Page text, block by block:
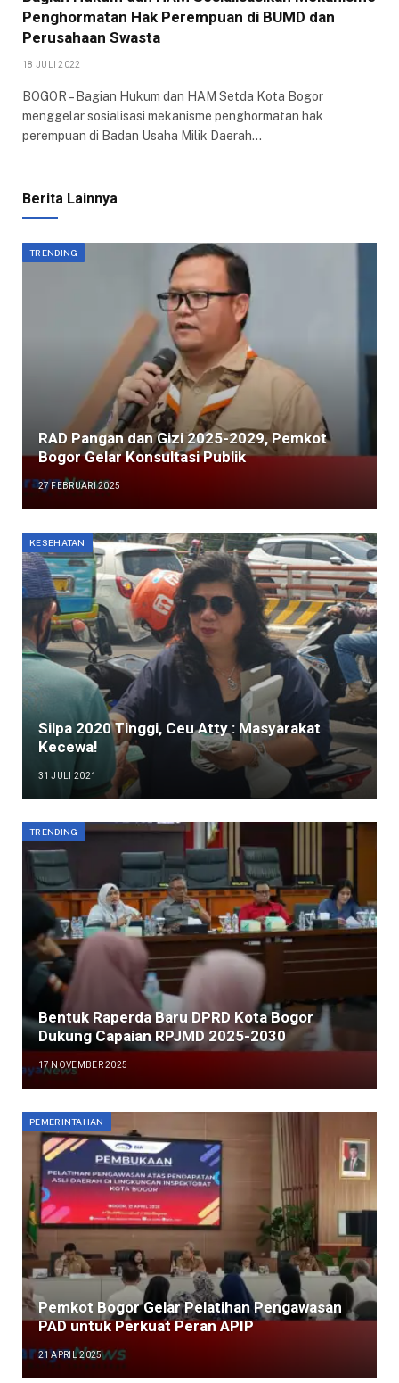
Penghormatan Hak Perempuan di BUMD dan
Perusahaan Swasta
18 JULI 2022
BOGOR – Bagian Hukum dan HAM Setda Kota Bogor
menggelar sosialisasi mekanisme penghormatan hak
perempuan di Badan Usaha Milik Daerah…
Berita Lainnya
TRENDING
RAD Pangan dan Gizi 2025-2029, Pemkot
Bogor Gelar Konsultasi Publik
27 FEBRUARI 2025
KESEHATAN
Silpa 2020 Tinggi, Ceu Atty : Masyarakat
Kecewa!
31 JULI 2021
TRENDING
Bentuk Raperda Baru DPRD Kota Bogor
Dukung Capaian RPJMD 2025-2030
17 NOVEMBER 2025
PEMERINTAHAN
Pemkot Bogor Gelar Pelatihan Pengawasan
PAD untuk Perkuat Peran APIP
21 APRIL 2025